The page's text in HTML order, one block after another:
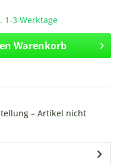
1-3 Werktage
Warenkorb
– Artikel nicht